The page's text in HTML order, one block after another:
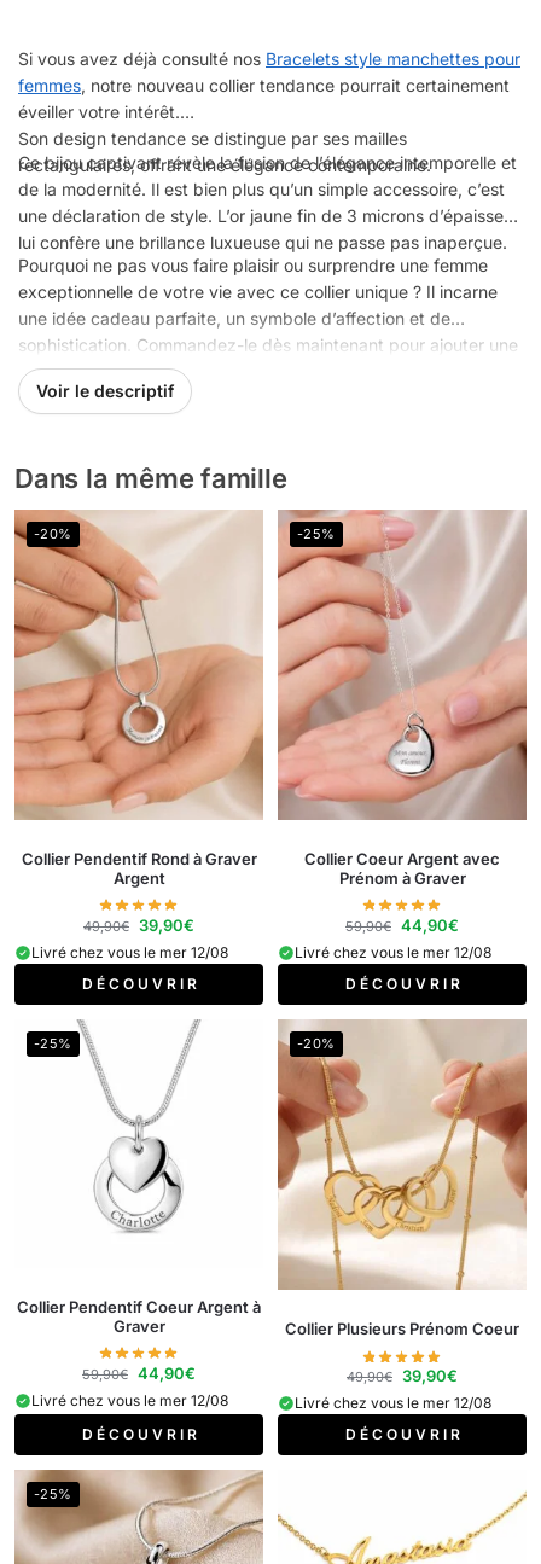
Si vous avez déjà consulté nos Bracelets style manchettes pour
femmes, notre nouveau collier tendance pourrait certainement
éveiller votre intérêt.
Son design tendance se distingue par ses mailles
rectangulaires, offrant une élégance contemporaine.
Ce bijou captivant révèle la fusion de l’élégance intemporelle et
de la modernité. Il est bien plus qu’un simple accessoire, c’est
une déclaration de style. L’or jaune fin de 3 microns d’épaisseur
lui confère une brillance luxueuse qui ne passe pas inaperçue.
Pourquoi ne pas vous faire plaisir ou surprendre une femme
exceptionnelle de votre vie avec ce collier unique ? Il incarne
une idée cadeau parfaite, un symbole d’affection et de
sophistication. Commandez-le dès maintenant pour ajouter une
touche d’éclat et d’originalité à votre collection de bijoux. Avec
ce collier, vous portez une œuvre d’art qui raconte votre
Voir le descriptif
Dans la même famille
-20%
Collier Pendentif Rond à Graver
Argent
49,90€ 39,90€
Livré chez vous le mer 12/08
D É C O U V R I R
-25%
Collier Coeur Argent avec
Prénom à Graver​
59,90€ 44,90€
Livré chez vous le mer 12/08
D É C O U V R I R
-25%
Collier Pendentif Coeur Argent à
Graver
59,90€ 44,90€
Livré chez vous le mer 12/08
D É C O U V R I R
-20%
Collier Plusieurs Prénom Coeur
49,90€ 39,90€
Livré chez vous le mer 12/08
D É C O U V R I R
-25%